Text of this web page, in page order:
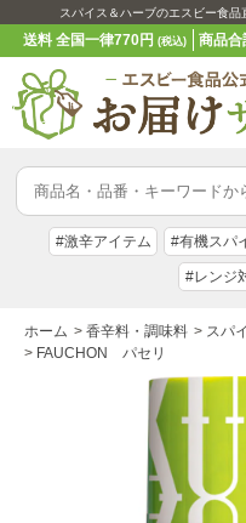
スパイス＆ハーブのエスビー食品
送料 全国一律770円(税込) 商品合
#激辛アイテム #有機スパ
#レンジ
ホーム > 香辛料・調味料 > スパ
> FAUCHON パセリ